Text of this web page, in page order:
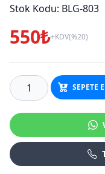
Stok Kodu: BLG-803
550₺+KDV(%20)
SEPETE